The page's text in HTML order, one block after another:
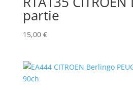
partie
15,00 €